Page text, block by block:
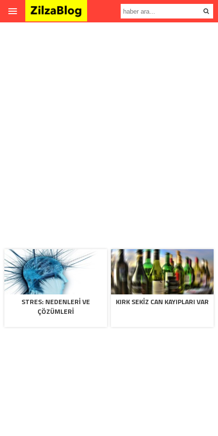
STRES: NEDENLERI VE
ÇÖZÜMLERI
KIRK SEKIZ CAN KAYIPLARI VAR